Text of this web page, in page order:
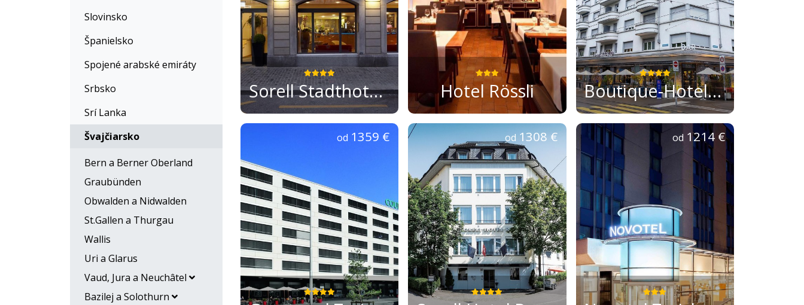
Slovinsko
Španielsko
Spojené arabské emiráty
Srbsko
Srí Lanka
Švajčiarsko
Bern a Berner Oberland
Graubünden
Obwalden a Nidwalden
St.Gallen a Thurgau
Wallis
Uri a Glarus
Vaud, Jura a Neuchâtel
Bazilej a Solothurn
Sorell Stadthotel Rütli Hotel Rössli Boutique-Hotel Seefeld
od 1359 € od 1308 € od 1214 €